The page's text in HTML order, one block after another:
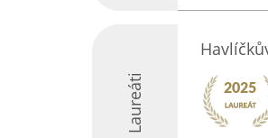
Laureáti